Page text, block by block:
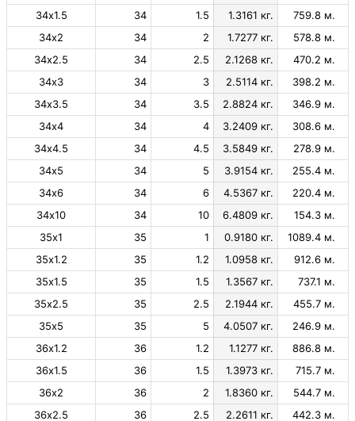
34х1.5
34 1.5 1.3161 кг.
759.8 м.
34х2
34 2 1.7277 кг.
578.8 м.
34х2.5
34 2.5 2.1268 кг.
470.2 м.
34х3
34 3 2.5114 кг.
398.2 м.
34х3.5
34 3.5 2.8824 кг.
346.9 м.
34х4
34 4 3.2409 кг.
308.6 м.
34х4.5
34 4.5 3.5849 кг.
278.9 м.
34х5
34 5 3.9154 кг.
255.4 м.
34х6
34 6 4.5367 кг.
220.4 м.
34х10
34 10 6.4809 кг.
154.3 м.
35х1
35 1 0.9180 кг.
1089.4 м.
35х1.2
35 1.2 1.0958 кг.
912.6 м.
35х1.5
35 1.5 1.3567 кг.
737.1 м.
35х2.5
35 2.5 2.1944 кг.
455.7 м.
35х5
35 5 4.0507 кг.
246.9 м.
36х1.2
36 1.2 1.1277 кг.
886.8 м.
36х1.5
36 1.5 1.3973 кг.
715.7 м.
36х2
36 2 1.8360 кг.
544.7 м.
36х2.5
36 2.5 2.2611 кг. 442.3 м.